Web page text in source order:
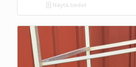
Näytä tiedot